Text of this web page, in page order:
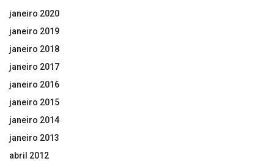
janeiro 2020
janeiro 2019
janeiro 2018
janeiro 2017
janeiro 2016
janeiro 2015
janeiro 2014
janeiro 2013
abril 2012